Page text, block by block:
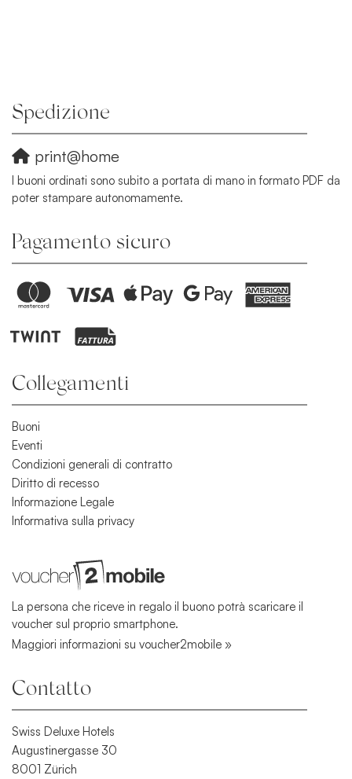
Spedizione
print@home
I buoni ordinati sono subito a portata di mano in formato PDF da
poter stampare autonomamente.
Pagamento sicuro
Collegamenti
Buoni
Eventi
Condizioni generali di contratto
Diritto di recesso
Informazione Legale
Informativa sulla privacy
La persona che riceve in regalo il buono potrà scaricare il
voucher sul proprio smartphone.
Maggiori informazioni su voucher2mobile »
Contatto
Swiss Deluxe Hotels
Augustinergasse 30
8001 Zürich